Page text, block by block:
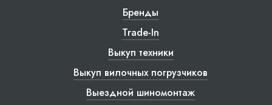
Бренды
Trade-In
Выкуп техники
Выкуп вилочных погрузчиков
Выездной шиномонтаж